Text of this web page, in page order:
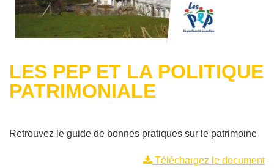
LES PEP ET LA POLITIQUE
PATRIMONIALE
Retrouvez le guide de bonnes pratiques sur le patrimoine
Téléchargez le document